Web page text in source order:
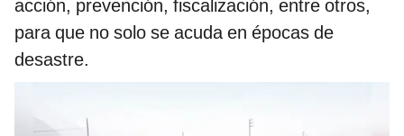
acción, prevención, fiscalización, entre otros,
para que no solo se acuda en épocas de
desastre.